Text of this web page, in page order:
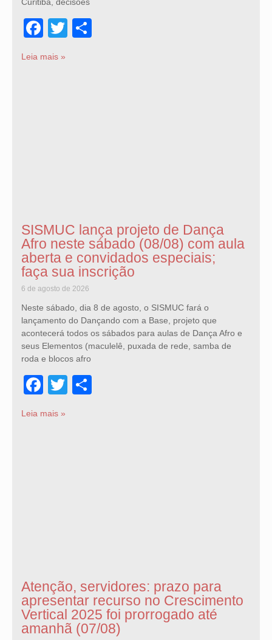
Facebook
Twitter
Leia mais »
SISMUC lança projeto de Dança
Afro neste sábado (08/08) com aula
aberta e convidados especiais;
faça sua inscrição
6 de agosto de 2026
Neste sábado, dia 8 de agosto, o SISMUC fará o
lançamento do Dançando com a Base, projeto que
acontecerá todos os sábados para aulas de Dança Afro e
seus Elementos (maculelê, puxada de rede, samba de
roda e blocos afro
Facebook
Twitter
Leia mais »
Atenção, servidores: prazo para
apresentar recurso no Crescimento
Vertical 2025 foi prorrogado até
amanhã (07/08)